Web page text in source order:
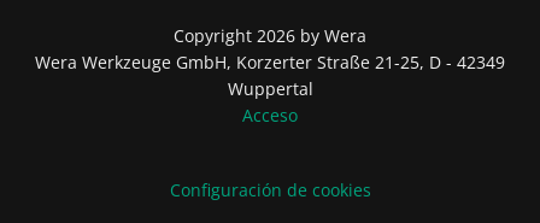
Copyright 2026 by Wera
Wera Werkzeuge GmbH, Korzerter Straße 21-25, D - 42349
Wuppertal
Acceso
Configuración de cookies